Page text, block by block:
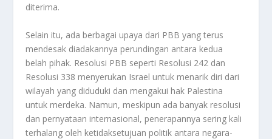
diterima.
Selain itu, ada berbagai upaya dari PBB yang terus
mendesak diadakannya perundingan antara kedua
belah pihak. Resolusi PBB seperti Resolusi 242 dan
Resolusi 338 menyerukan Israel untuk menarik diri dari
wilayah yang diduduki dan mengakui hak Palestina
untuk merdeka. Namun, meskipun ada banyak resolusi
dan pernyataan internasional, penerapannya sering kali
terhalang oleh ketidaksetujuan politik antara negara-